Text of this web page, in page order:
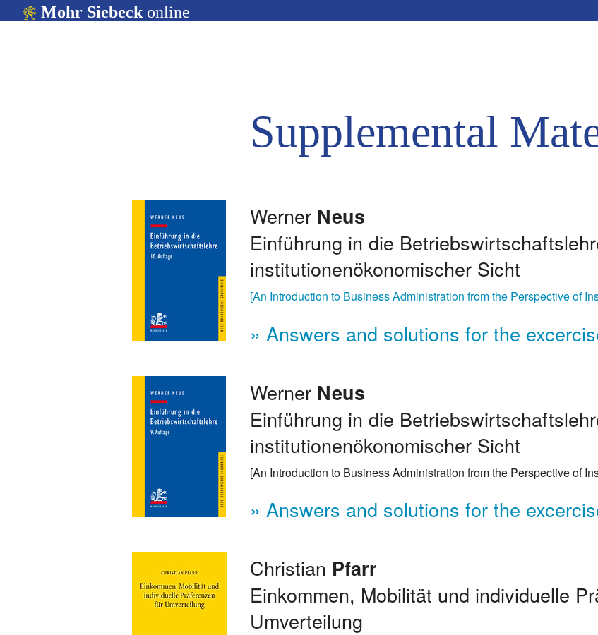
Mohr Siebeck online
Supplemental
Werner Neus
Einführung in die
institutionenökonomischer Sicht
[An Introduction to Business Administration from the Perspective of
» Answers and solutions for the
Werner Neus
Einführung in die
institutionenökonomischer Sicht
[An Introduction to Business Administration from the Perspective of
» Answers and solutions for the
Christian Pfarr
Einkommen, Mobilität und individuelle
Umverteilung